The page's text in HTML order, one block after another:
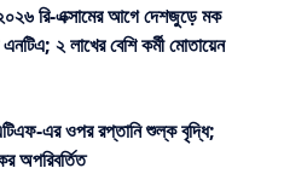
রি-এক্সামের আগে দেশজুড়ে মক
২ লাখের বেশি কর্মী মোতায়েন
এর ওপর রপ্তানি শুল্ক বৃদ্ধি;
অপরিবর্তিত